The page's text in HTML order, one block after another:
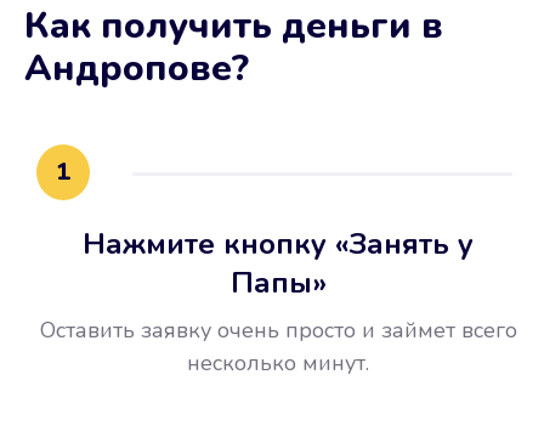
Не потребовались справки, залоги
и поручители. Папа вам доверяет.
Как получить деньги в
Андропове?
1
Нажмите кнопку «Занять у
Папы»
Оставить заявку очень просто и займет всего
несколько минут.